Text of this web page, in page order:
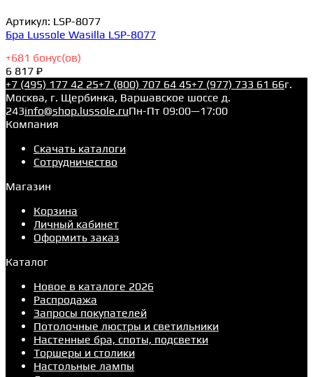
Артикул: LSP-8077
Бра Lussole Wasilla LSP-8077
+681 бонус(ов)
6 817 ₽
+7 (495) 177 42 25+7 (800) 707 64 45+7 (977) 733 61 66г.
Москва, г. Щербинка, Варшавское шоссе д.
243info@shop.lussole.ruПн-Пт 09:00—17:00
Компания
Скачать каталоги
Сотрудничество
Магазин
Корзина
Личный кабинет
Оформить заказ
Каталог
Новое в каталоге 2026
Распродажа
Запросы покупателей
Потолочные люстры и светильники
Настенные бра, споты, подсветки
Торшеры и столики
Настольные лампы